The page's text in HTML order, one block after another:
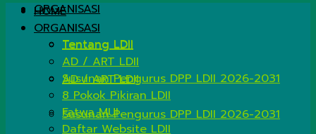
ORGANISASI
Tentang LDII
AD / ART LDII
Susunan Pengurus DPP LDII 2026-2031
HOME
ORGANISASI
Tentang LDII
AD / ART LDII
Susunan Pengurus DPP LDII 2026-2031
8 Pokok Pikiran LDII
Fatwa MUI
Daftar Website LDII